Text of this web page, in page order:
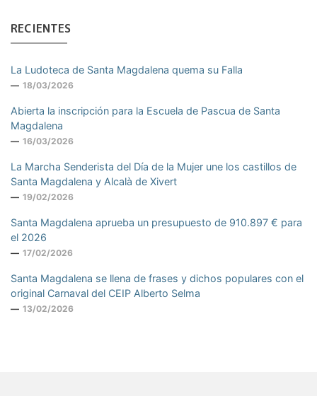
RECIENTES
La Ludoteca de Santa Magdalena quema su Falla
18/03/2026
Abierta la inscripción para la Escuela de Pascua de Santa
Magdalena
16/03/2026
La Marcha Senderista del Día de la Mujer une los castillos de
Santa Magdalena y Alcalà de Xivert
19/02/2026
Santa Magdalena aprueba un presupuesto de 910.897 € para
el 2026
17/02/2026
Santa Magdalena se llena de frases y dichos populares con el
original Carnaval del CEIP Alberto Selma
13/02/2026